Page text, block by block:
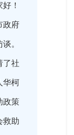
！
政府
。
了社
华柯
政策
救助